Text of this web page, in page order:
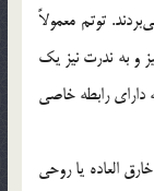
توتم معمولاً
و به ندرت نيز يك
داراي رابطه خاصي
العاده يا روحي